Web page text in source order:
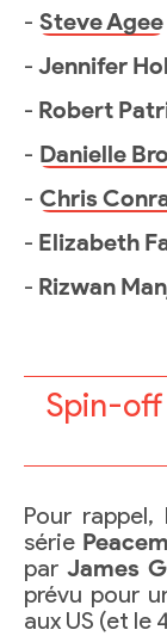
- Steve Agee
- Jennifer
- Robert
- Danielle
- Chris
- Elizabeth
- Rizwan
Spin-off
Pour rappel,
série
par James
prévu pour
aux US (et le